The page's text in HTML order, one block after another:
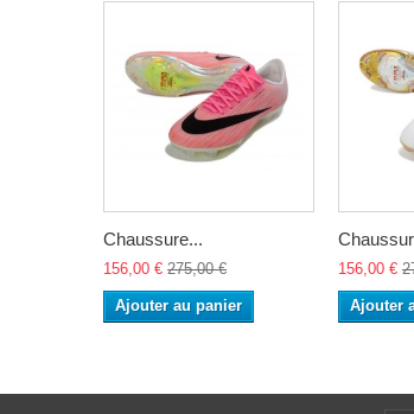
Chaussure...
156,00 € 275,00 €
Ajouter au panier
156,00 €
Ajouter